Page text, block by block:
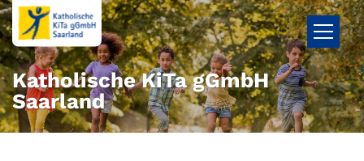
Zum Inhalt springen
Katholische KiTa gGmbH
Saarland